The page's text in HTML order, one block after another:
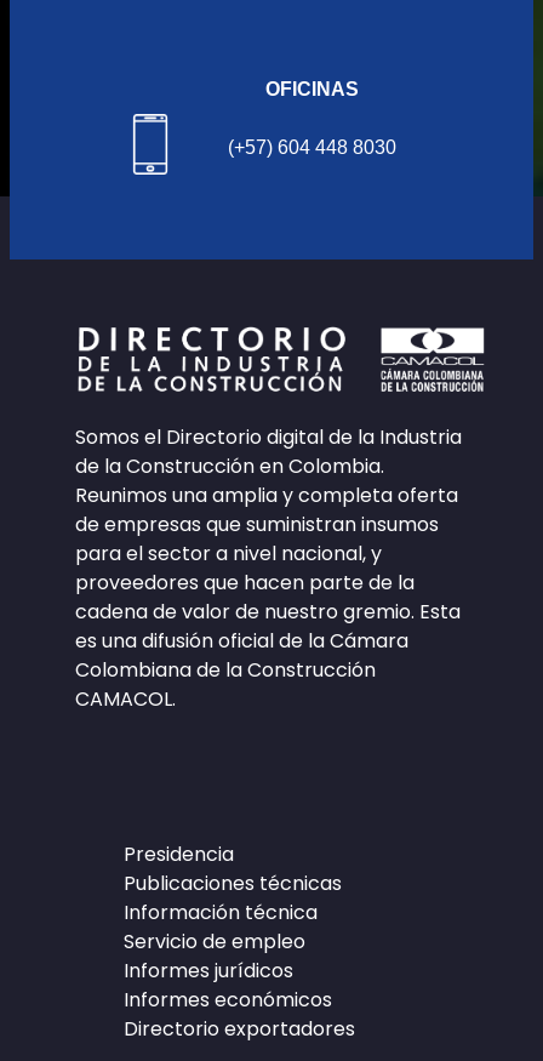
OFICINAS
(+57) 604 448 8030
Somos el Directorio digital de la Industria
de la Construcción en Colombia.
Reunimos una amplia y completa oferta
de empresas que suministran insumos
para el sector a nivel nacional, y
proveedores que hacen parte de la
cadena de valor de nuestro gremio. Esta
es una difusión oficial de la Cámara
Colombiana de la Construcción
CAMACOL.
Presidencia
Publicaciones técnicas
Información técnica
Servicio de empleo
Informes jurídicos
Informes económicos
Directorio exportadores